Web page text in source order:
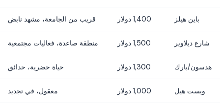
باين هيلز 1,400 دولار قريب من الجامعة، مشهد نابض
شارع ديلاوير 1,500 دولار منطقة صاعدة، فعاليات مجتمعية
هدسون/بارك 1,300 دولار حياة حضرية، حدائق
ويست هيل 1,000 دولار معقول، في تجديد